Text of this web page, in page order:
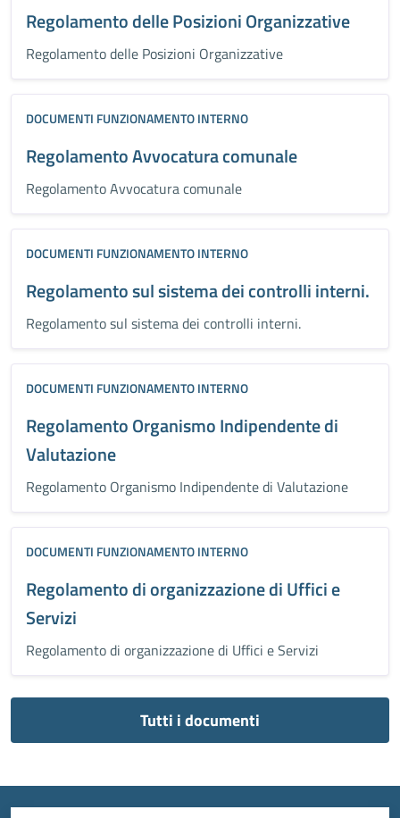
Regolamento delle Posizioni Organizzative
Regolamento delle Posizioni Organizzative
DOCUMENTI FUNZIONAMENTO INTERNO
Regolamento Avvocatura comunale
Regolamento Avvocatura comunale
DOCUMENTI FUNZIONAMENTO INTERNO
Regolamento sul sistema dei controlli interni.
Regolamento sul sistema dei controlli interni.
DOCUMENTI FUNZIONAMENTO INTERNO
Regolamento Organismo Indipendente di
Valutazione
Regolamento Organismo Indipendente di Valutazione
DOCUMENTI FUNZIONAMENTO INTERNO
Regolamento di organizzazione di Uffici e
Servizi
Regolamento di organizzazione di Uffici e Servizi
Tutti i documenti